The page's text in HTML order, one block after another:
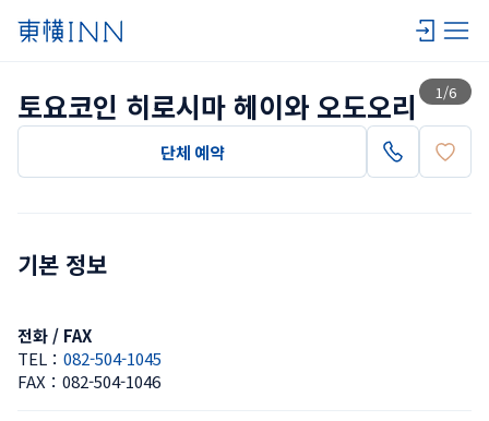
1 /6
목록 보기
토요코인 히로시마 헤이와 오도오리
단체 예약
기본 정보
전화 / FAX
TEL： 082-504-1045
FAX： 082-504-1046